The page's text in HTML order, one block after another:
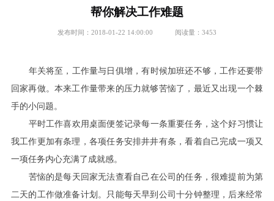
帮你解决工作难题
发布时间：2018-01-22 14:00:00 阅读量：3453
年关将至，工作量与日俱增，有时候加班还不够，工作还要带
回家再做。本来工作量带来的压力就够苦恼了，最近又出现一个棘
手的小问题。
平时工作喜欢用桌面便签记录每一条重要任务，这个好习惯让
我工作更加有条理，各项任务安排井井有条，看着自己完成一项又
一项任务内心充满了成就感。
苦恼的是每天回家无法查看自己在公司的任务，很难提前为第
二天的工作做准备计划。只能每天早到公司十分钟整理，后来经常